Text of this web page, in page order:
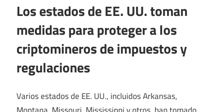
Los estados de EE. UU. toman
medidas para proteger a los
criptomineros de impuestos y
regulaciones
Varios estados de EE. UU., incluidos Arkansas,